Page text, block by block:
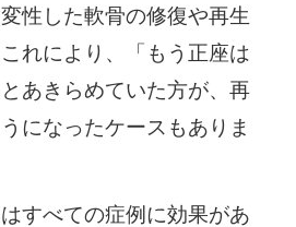
性した軟骨の修復や再生
れにより、「もう正座は
あきらめていた方が、再
になったケースもありま
すべての症例に効果があ